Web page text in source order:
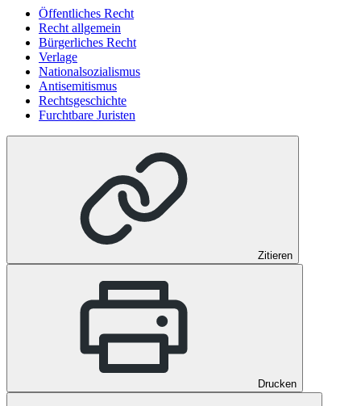
Öffentliches Recht
Recht allgemein
Bürgerliches Recht
Verlage
Nationalsozialismus
Antisemitismus
Rechtsgeschichte
Furchtbare Juristen
Zitieren
Drucken